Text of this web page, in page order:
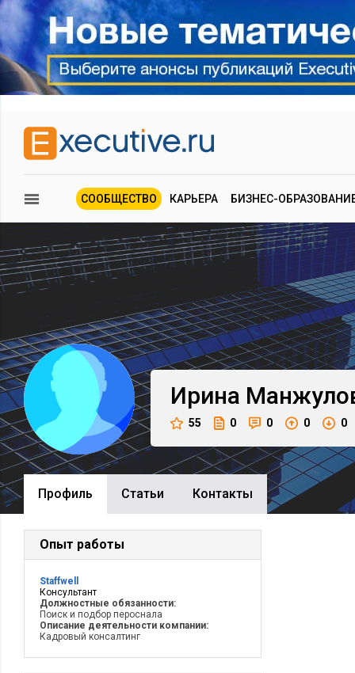
СООБЩЕСТВО КАРЬЕРА БИЗНЕС-
Ирина
55 0 0 0 0
Профиль Cтатьи Контакты
Опыт работы
Staffwell
Консультант
Должностные обязанности:
Поиск и подбор пероснала
Описание деятельности компании:
Кадровый консалтинг